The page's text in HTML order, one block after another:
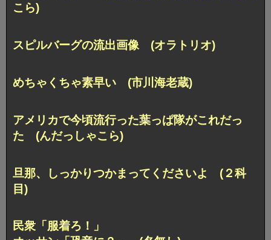
こら)
スピルバーグの流出画像 (オラトリオ)
めちゃくちゃ素早い (市川海老蔵)
アメリカで今頃流行った葉っぱ隊がこれだっ
た (んだっしゃこら)
旦那、しっかりつかまってくださいよ (２科
目)
民衆「服着ろ！」